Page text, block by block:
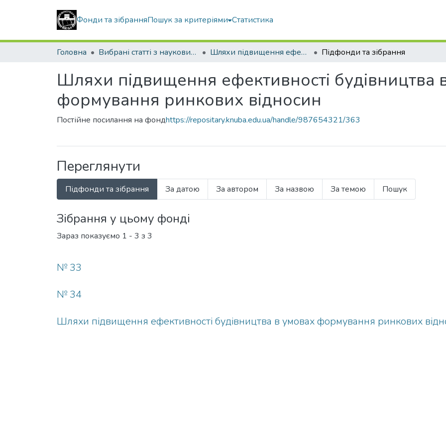
Фонди та зібранняПошук за критеріями Статистика
Головна Вибрані статті з наукових збірників КНУБА Шляхи підвищення ефективності будівництва в умовах формування ринкових відносин Підфонди та зібрання
Шляхи підвищення ефективності будівництва
формування ринкових відносин
Постійне посилання на фондhttps://repositary.knuba.edu.ua/handle/987654321/363
Переглянути
Підфонди та зібрання За датою За автором За назвою За темою Пошук
Зібрання у цьому фонді
Зараз показуємо 1 - 3 з 3
№ 33
№ 34
Шляхи підвищення ефективності будівництва в умовах формування ринкових